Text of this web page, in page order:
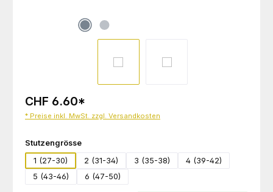
CHF 6.60*
* Preise inkl. MwSt. zzgl. Versandkosten
Stutzengrösseauswählen
1 (27-30)
2 (31-34) 3 (35-38)
4 (39-42)
5 (43-46)
6 (47-50)